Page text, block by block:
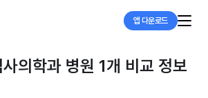
앱 다운로드
의학과 병원 1개 비교 정보